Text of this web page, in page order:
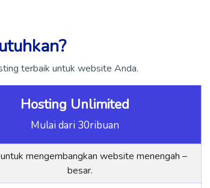
terbaik untuk website Anda.
Hosting Unlimited
Mulai dari 30ribuan
mengembangkan website menengah –
besar.